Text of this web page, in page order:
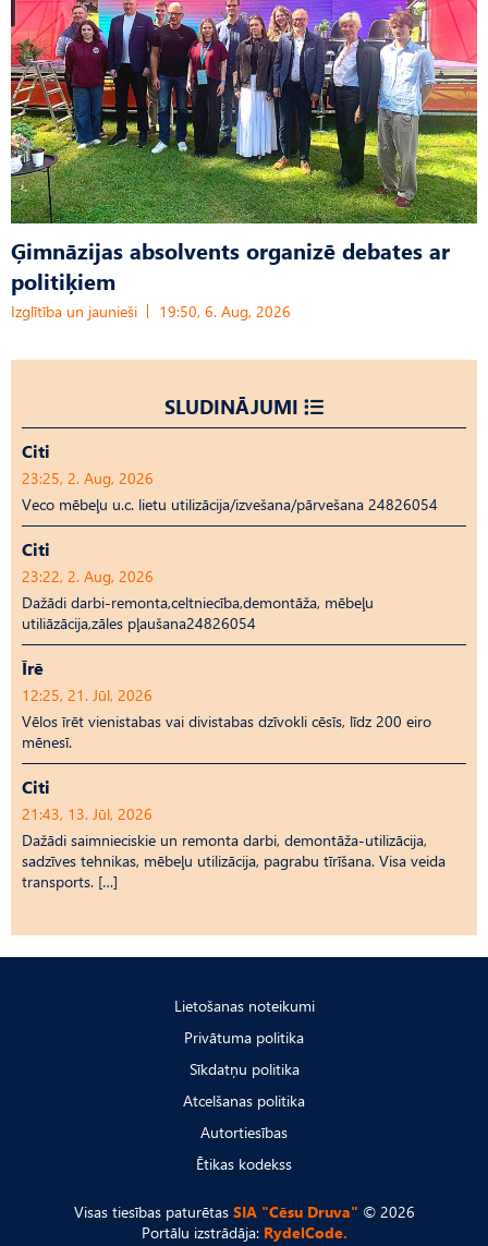
Ģimnāzijas absolvents organizē debates ar
politiķiem
Izglītība un jaunieši 19:50, 6. Aug, 2026
SLUDINĀJUMI
Citi
23:25, 2. Aug, 2026
Veco mēbeļu u.c. lietu utilizācija/izvešana/pārvešana 24826054
Citi
23:22, 2. Aug, 2026
Dažādi darbi-remonta,celtniecība,demontāža, mēbeļu
utiliāzācija,zāles pļaušana24826054
Īrē
12:25, 21. Jūl, 2026
Vēlos īrēt vienistabas vai divistabas dzīvokli cēsīs, līdz 200 eiro
mēnesī.
Citi
21:43, 13. Jūl, 2026
Dažādi saimnieciskie un remonta darbi, demontāža-utilizācija,
sadzīves tehnikas, mēbeļu utilizācija, pagrabu tīrīšana. Visa veida
transports. […]
Lietošanas noteikumi
Privātuma politika
Sīkdatņu politika
Atcelšanas politika
Autortiesības
Ētikas kodekss
Visas tiesības paturētas SIA "Cēsu Druva" © 2026
Portālu izstrādāja: RydelCode.